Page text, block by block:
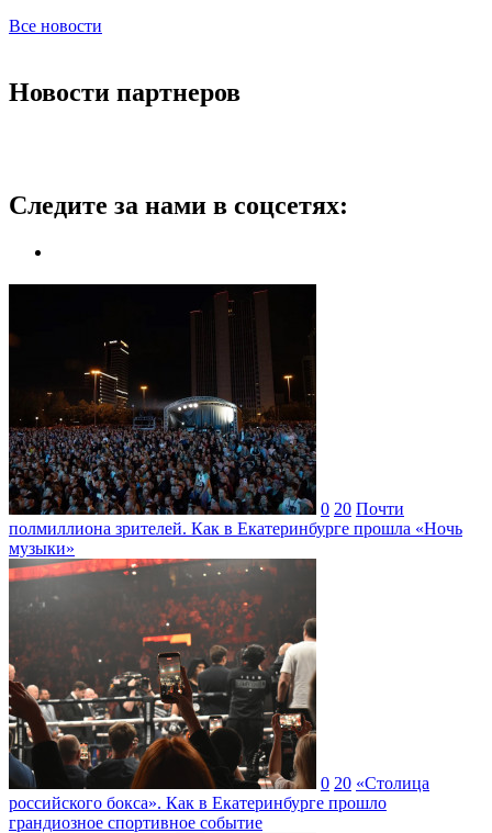
Все новости
Новости партнеров
Следите за нами в соцсетях:
0 20 Почти
полмиллиона зрителей. Как в Екатеринбурге прошла «Ночь
музыки»
0 20 «Столица
российского бокса». Как в Екатеринбурге прошло
грандиозное спортивное событие